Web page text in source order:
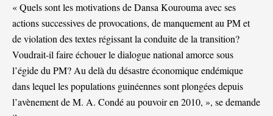
« Quels sont les motivations de Dansa Kourouma avec ses
actions successives de provocations, de manquement au PM et
de violation des textes régissant la conduite de la transition?
Voudrait-il faire échouer le dialogue national amorce sous
l’égide du PM? Au delà du désastre économique endémique
dans lequel les populations guinéennes sont plongées depuis
l’avènement de M. A. Condé au pouvoir en 2010, », se demande